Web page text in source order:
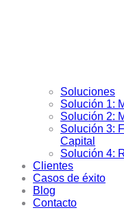
Soluciones
Solución 1:
Solución 2:
Solución 3:
Capital
Solución 4:
Clientes
Casos de éxito
Blog
Contacto